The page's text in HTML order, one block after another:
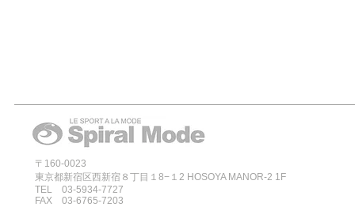
〒160-0023
東京都新宿区西新宿８丁目１8−１2 HOSOYA MANOR-2 1F
TEL 03-5934-7727
FAX 03-6765-7203